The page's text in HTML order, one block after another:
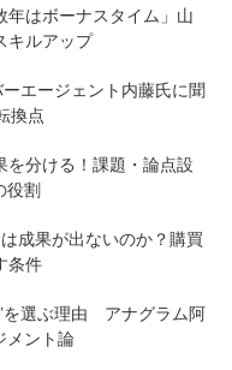
年はボーナスタイム」山
キルアップ
ーエージェント内藤氏に聞
換点
を分ける！課題・論点設
役割
成果が出ないのか？購買
条件
を選ぶ理由 アナグラム阿
メント論